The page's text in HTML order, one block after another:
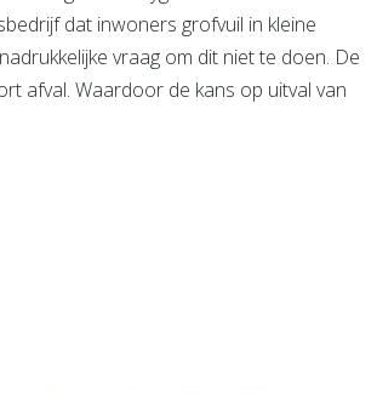
dat inwoners grofvuil in kleine
vraag om dit niet te doen. De
afval. Waardoor de kans op uitval van